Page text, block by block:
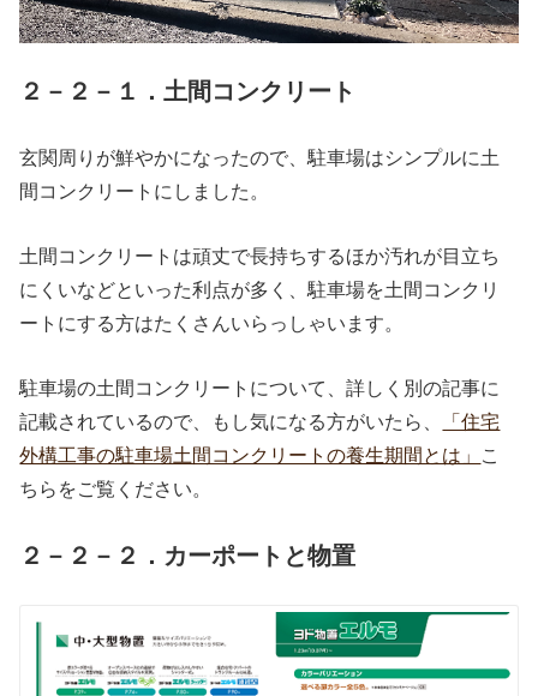
２－２－１．土間コンクリート
玄関周りが鮮やかになったので、駐車場はシンプルに土
間コンクリートにしました。
土間コンクリートは頑丈で長持ちするほか汚れが目立ち
にくいなどといった利点が多く、駐車場を土間コンクリ
ートにする方はたくさんいらっしゃいます。
駐車場の土間コンクリートについて、詳しく別の記事に
記載されているので、もし気になる方がいたら、
「住宅
外構工事の駐車場土間コンクリートの養生期間とは」 こ
ちらをご覧ください。
２－２－２．カーポートと物置